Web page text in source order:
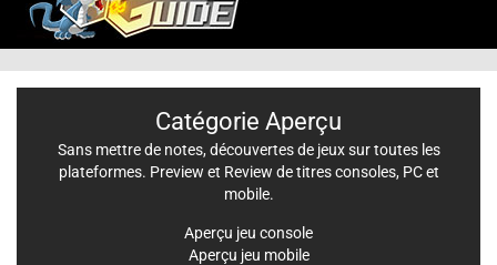
Catégorie Aperçu
Sans mettre de notes, découvertes de jeux sur toutes les
plateformes. Preview et Review de titres consoles, PC et
mobile.
Aperçu jeu console
Aperçu jeu mobile